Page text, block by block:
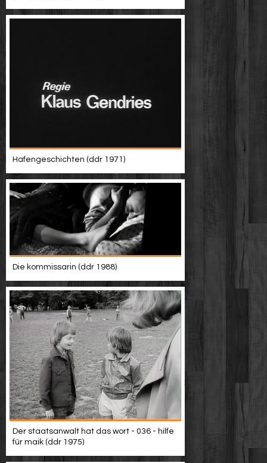
Hafengeschichten (ddr 1971)
Die kommissarin (ddr 1988)
Der staatsanwalt hat das wort - 036 - hilfe
für maik (ddr 1975)